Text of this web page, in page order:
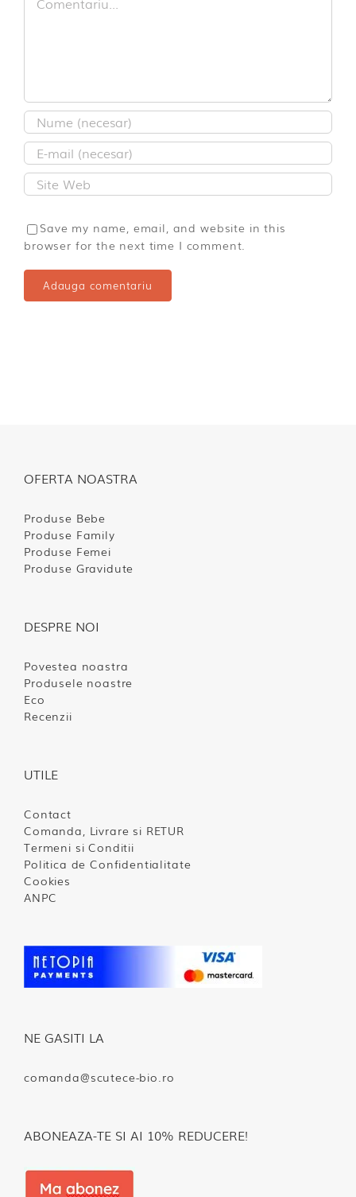
Save my name, email, and website in this
browser for the next time I comment.
OFERTA NOASTRA
Produse Bebe
Produse Family
Produse Femei
Produse Gravidute
DESPRE NOI
Povestea noastra
Produsele noastre
Eco
Recenzii
UTILE
Contact
Comanda, Livrare si RETUR
Termeni si Conditii
Politica de Confidentialitate
Cookies
ANPC
NE GASITI LA
comanda@scutece-bio.ro
ABONEAZA-TE SI AI 10% REDUCERE!